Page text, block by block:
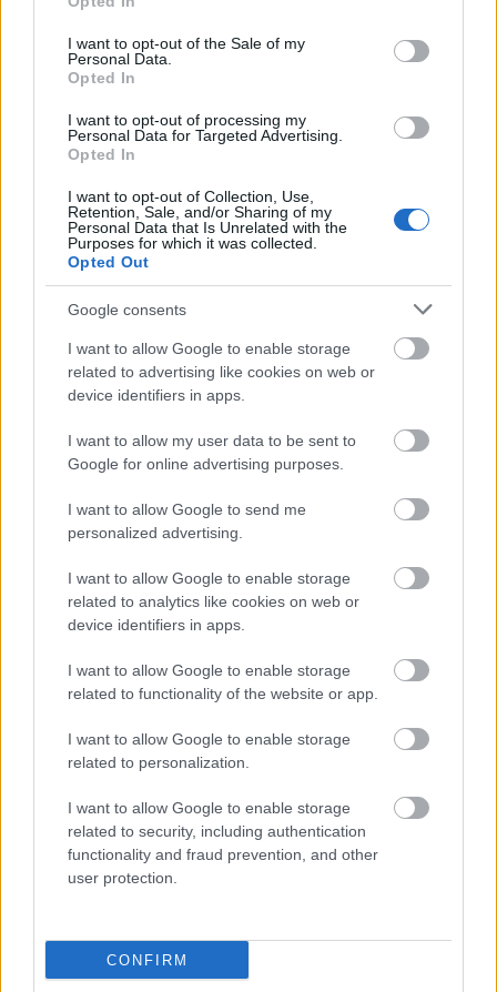
use your data for below specified purposes in below Google
consent section.
I want to opt-out of the Sale of my
Personal Data.
Opted In
I want to opt-out of processing my
Personal Data for Targeted Advertising.
Opted In
I want to opt-out of Collection, Use,
Retention, Sale, and/or Sharing of my
Personal Data that Is Unrelated with the
Purposes for which it was collected.
Opted Out
Google consents
I want to allow Google to enable storage
related to advertising like cookies on web or
device identifiers in apps.
I want to allow my user data to be sent to
Google for online advertising purposes.
I want to allow Google to send me
personalized advertising.
I want to allow Google to enable storage
related to analytics like cookies on web or
device identifiers in apps.
I want to allow Google to enable storage
related to functionality of the website or app.
I want to allow Google to enable storage
related to personalization.
I want to allow Google to enable storage
related to security, including authentication
functionality and fraud prevention, and other
user protection.
CONFIRM
2019 legjobb lemezei a Recorder
szerint
RRRecorder•2019. december 22.
Nemrég megmutattuk, mik voltak idén a kedvenc
magyar lemezeink, most pedig eljött az ideje annak
az évösszegző listának, amin nem csak magyar
lemezek szerepelnek. Az összesített szerkesztőségi
lista mellett a Recorder munkatársai ajánlanak még
egy-egy albumot, amit nagyon szerettek, aztán
pedig még…
Danny Brown: uknowhatimsayin¿
coffinshaker•2019. november 12.
A 2016-os Atrocity Exhibition után úgy tűnhetett,
hogy Danny Brown megkomolyodott: levágatta a
haját, megcsináltatta a fogait, elindította a saját talk
show-ját, új lemezéről pedig azt nyilatkozta, hogy
székben többek közt Q-Tippel. De vajon a…